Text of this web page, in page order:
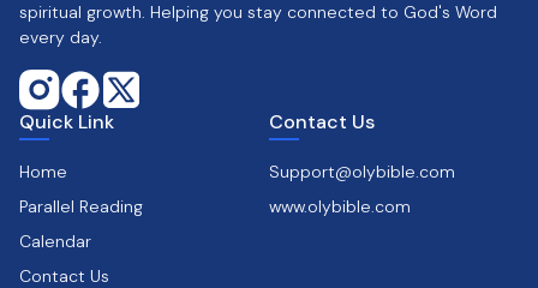
spiritual growth. Helping you stay connected to God's Word
every day.
Quick Link
Home
Parallel Reading
Calendar
Contact Us
Contact Us
Support@olybible.com
www.olybible.com